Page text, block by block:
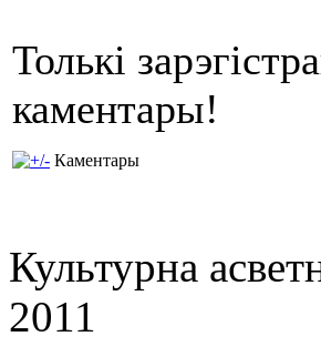
Толькі
каментары!
Каментары
Культурна
2011